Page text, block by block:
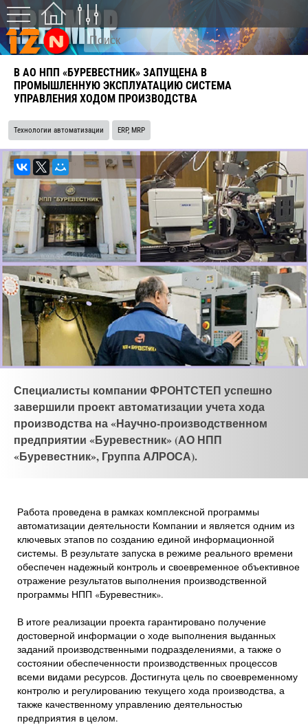
В АО НПП «БУРЕВЕСТНИК» ЗАПУЩЕНА В
ПРОМЫШЛЕННУЮ ЭКСПЛУАТАЦИЮ СИСТЕМА
УПРАВЛЕНИЯ ХОДОМ ПРОИЗВОДСТВА
Технологии автоматизации ERP, MRP
Специалисты компании ФРОНТСТЕП успешно
завершили проект автоматизации учета хода
производства на «Научно-производственном
предприятии «Буревестник» (АО НПП
«Буревестник», Группа АЛРОСА).
Работа проведена в рамках комплексной программы
автоматизации деятельности Компании и является одним из
ключевых этапов по созданию единой информационной
системы. В результате запуска в режиме реального времени
обеспечен надежный контроль и своевременное объективное
отражение результатов выполнения производственной
программы НПП «Буревестник».
В итоге реализации проекта гарантировано получение
достоверной информации о ходе выполнения выданных
заданий производственными подразделениями, а также о
состоянии обеспеченности производственных процессов
всеми видами ресурсов. Достигнута цель по своевременному
контролю и регулированию текущего хода производства, а
также качественному управлению деятельностью
предприятия в целом.